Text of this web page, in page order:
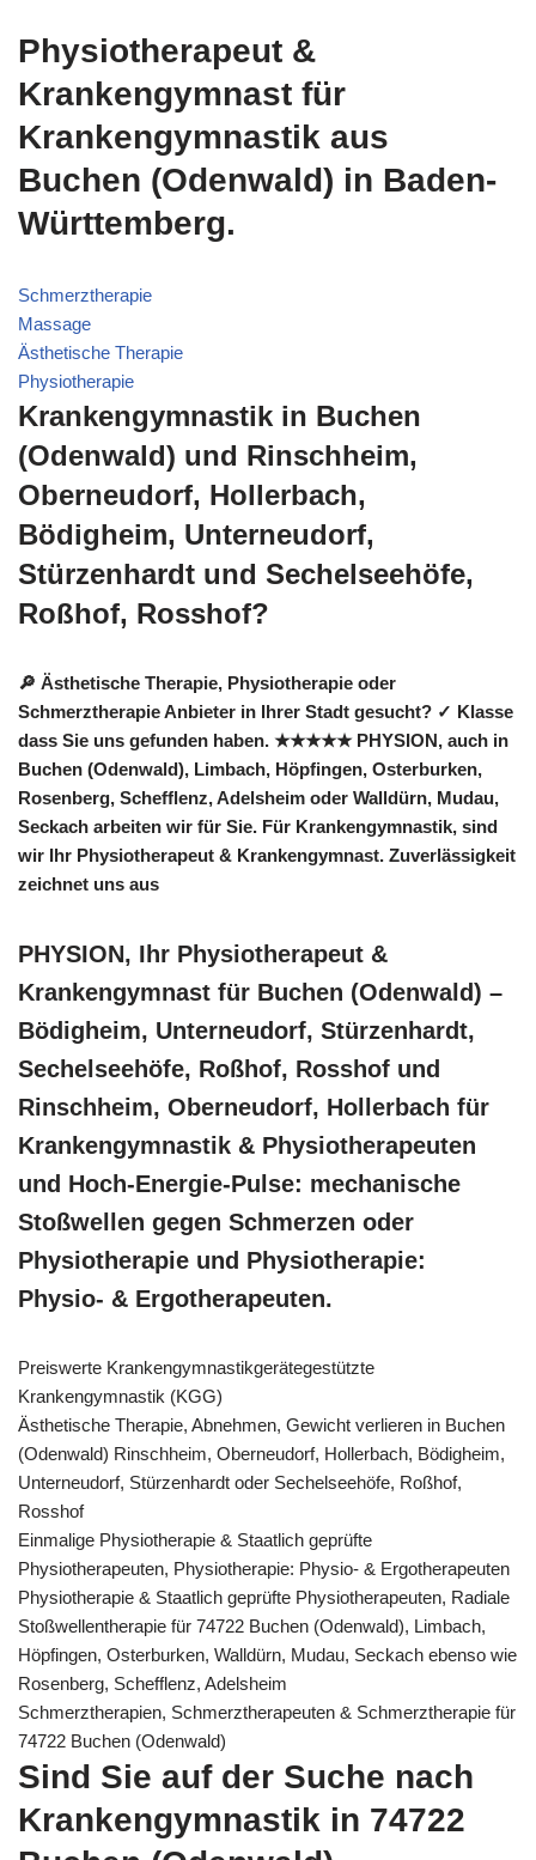
Physiotherapeut &
Krankengymnast für
Krankengymnastik aus
Buchen (Odenwald) in Baden-
Württemberg.
Schmerztherapie
Massage
Ästhetische Therapie
Physiotherapie
Krankengymnastik in Buchen
(Odenwald) und Rinschheim,
Oberneudorf, Hollerbach,
Bödigheim, Unterneudorf,
Stürzenhardt und Sechelseehöfe,
Roßhof, Rosshof?
🔎 Ästhetische Therapie, Physiotherapie oder
Schmerztherapie Anbieter in Ihrer Stadt gesucht? ✓ Klasse
dass Sie uns gefunden haben. ★★★★★ PHYSION, auch in
Buchen (Odenwald), Limbach, Höpfingen, Osterburken,
Rosenberg, Schefflenz, Adelsheim oder Walldürn, Mudau,
Seckach arbeiten wir für Sie. Für Krankengymnastik, sind
wir Ihr Physiotherapeut & Krankengymnast. Zuverlässigkeit
zeichnet uns aus
PHYSION, Ihr Physiotherapeut &
Krankengymnast für Buchen (Odenwald) –
Bödigheim, Unterneudorf, Stürzenhardt,
Sechelseehöfe, Roßhof, Rosshof und
Rinschheim, Oberneudorf, Hollerbach für
Krankengymnastik & Physiotherapeuten
und Hoch-Energie-Pulse: mechanische
Stoßwellen gegen Schmerzen oder
Physiotherapie und Physiotherapie:
Physio- & Ergotherapeuten.
Preiswerte Krankengymnastikgerätegestützte
Krankengymnastik (KGG)
Ästhetische Therapie, Abnehmen, Gewicht verlieren in Buchen
(Odenwald) Rinschheim, Oberneudorf, Hollerbach, Bödigheim,
Unterneudorf, Stürzenhardt oder Sechelseehöfe, Roßhof,
Rosshof
Einmalige Physiotherapie & Staatlich geprüfte
Physiotherapeuten, Physiotherapie: Physio- & Ergotherapeuten
Physiotherapie & Staatlich geprüfte Physiotherapeuten, Radiale
Stoßwellentherapie für 74722 Buchen (Odenwald), Limbach,
Höpfingen, Osterburken, Walldürn, Mudau, Seckach ebenso wie
Rosenberg, Schefflenz, Adelsheim
Schmerztherapien, Schmerztherapeuten & Schmerztherapie für
74722 Buchen (Odenwald)
Sind Sie auf der Suche nach
Krankengymnastik in 74722